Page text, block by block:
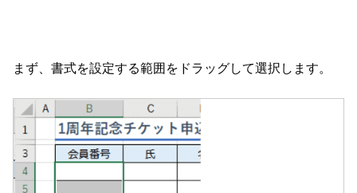
まず、書式を設定する範囲をドラッグして選択します。